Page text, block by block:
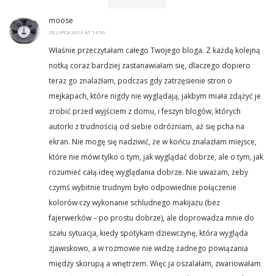
moose
28 LIPCA 2013 AT 14:56
Właśnie przeczytałam całego Twojego bloga. Z każdą kolejną
notką coraz bardziej zastanawiałam się, dlaczego dopiero
teraz go znalazłam, podczas gdy zatrzęsienie stron o
mejkapach, które nigdy nie wyglądają, jakbym miała zdążyć je
zrobić przed wyjściem z domu, i feszyn blogów, których
autorki z trudnością od siebie odróżniam, aż się pcha na
ekran. Nie mogę się nadziwić, że w końcu znalazłam miejsce,
które nie mówi tylko o tym, jak wyglądać dobrze, ale o tym, jak
rozumieć całą ideę wyglądania dobrze. Nie uważam, żeby
czymś wybitnie trudnym było odpowiednie połączenie
kolorów czy wykonanie schludnego makijażu (bez
fajerwerków – po prostu dobrze), ale doprowadza mnie do
szału sytuacja, kiedy spotykam dziewczynę, która wygląda
zjawiskowo, a w rozmowie nie widzę żadnego powiązania
między skorupą a wnętrzem. Więc ja oszalałam, zwariowałam